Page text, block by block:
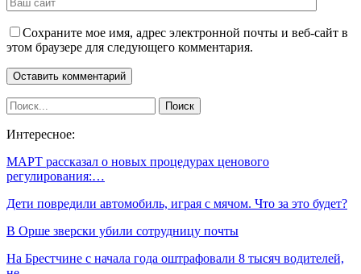
Сохраните мое имя, адрес электронной почты и веб-сайт в
этом браузере для следующего комментария.
Интересное:
МАРТ рассказал о новых процедурах ценового
регулирования:…
Дети повредили автомобиль, играя с мячом. Что за это будет?
В Орше зверски убили сотрудницу почты
На Брестчине с начала года оштрафовали 8 тысяч водителей,